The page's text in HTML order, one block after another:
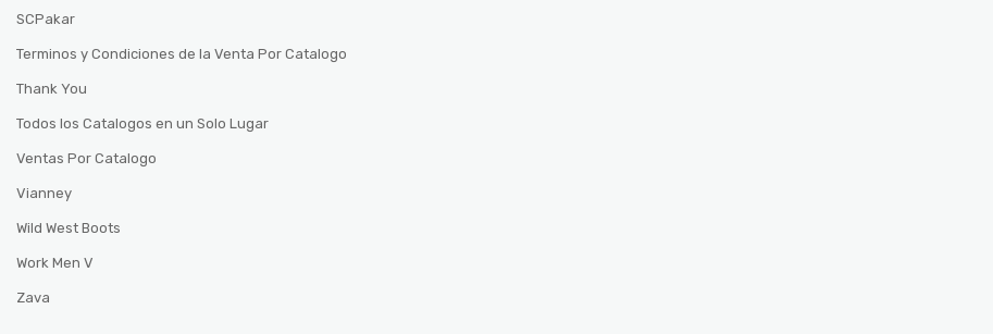
SCPakar
Terminos y Condiciones de la Venta Por Catalogo
Thank You
Todos los Catalogos en un Solo Lugar
Ventas Por Catalogo
Vianney
Wild West Boots
Work Men V
Zava